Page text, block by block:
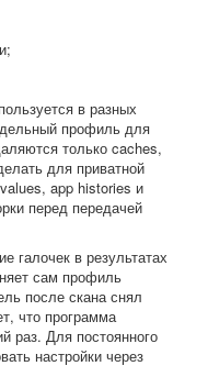
в разных
профиль для
только caches,
для приватной
app histories и
перед передачей
галочек в результатах
сам профиль
после скана снял
что программа
раз. Для постоянного
настройки через